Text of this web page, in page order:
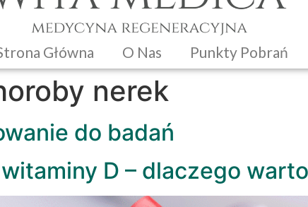
Główna O Nas Punkty Pobrań
nerek
do badań
D – dlaczego